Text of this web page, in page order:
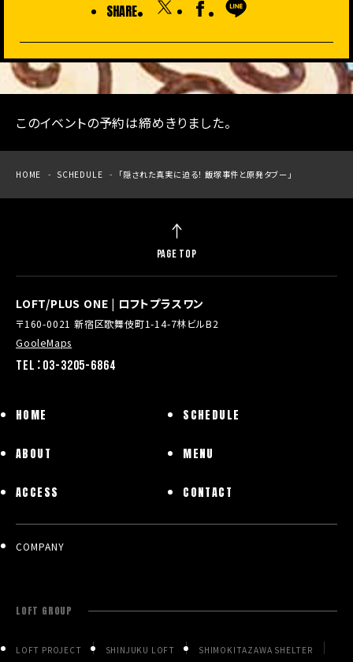
SHARE
このイベントの予約は締めきりました。
HOME SCHEDULE 「隠された真実に迫る！ 飯塚事件と原発タブー」
LOFT/PLUS ONE | ロフトプラスワン
〒160-0021 新宿区歌舞伎町1-14-7林ビルB2
GooleMaps
TEL：03-3205-6864
HOME SCHEDULE
ABOUT MENU
ACCESS CONTACT
COMPANY
LOFT GROUP
LOFT PROJECT SHINJUKU LOFT SHIMOKITAZAWA SHELTER
PAGE TOP